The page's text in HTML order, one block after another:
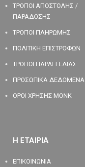
ΤΡΟΠΟΙ ΑΠΟΣΤΟΛΗΣ /
ΠΑΡΑΔΟΣΗΣ
ΤΡΟΠΟΙ ΠΛΗΡΩΜΗΣ
ΠΟΛΙΤΙΚΗ ΕΠΙΣΤΡΟΦΩΝ
ΤΡΟΠΟΙ ΠΑΡΑΓΓΕΛΙΑΣ
ΠΡΟΣΩΠΙΚΑ ΔΕΔΟΜΕΝΑ
ΟΡΟΙ ΧΡΗΣΗΣ MONK
Η ΕΤΑΙΡΙΑ
ΕΠΙΚΟΙΝΩΝΙΑ